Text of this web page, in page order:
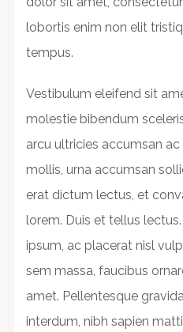
lobortis enim non elit
tempus.
Vestibulum eleifend sit
molestie bibendum
arcu ultricies accumsan
mollis, urna accumsan
erat dictum lectus, et
lorem. Duis et tellus
ipsum, ac placerat nisl
sem massa, faucibus
amet. Pellentesque
interdum, nibh sapien